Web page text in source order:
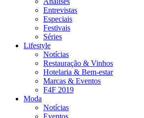
Entrevistas
Especiais
Festivais
Séries
Lifestyle
Notícias
Restauração & Vinhos
Hotelaria & Bem-estar
Marcas & Eventos
F4F 2019
Moda
Notícias
Eventos